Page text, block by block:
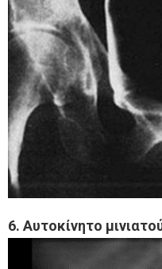
6. Αυτοκίνητο